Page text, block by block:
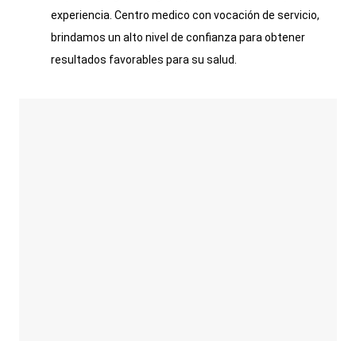
experiencia. Centro medico con vocación de servicio,
brindamos un alto nivel de confianza para obtener
resultados favorables para su salud.